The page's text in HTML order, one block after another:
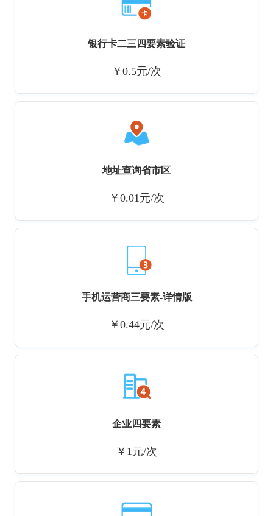
银行卡二三四要素验证
￥0.5元/次
地址查询省市区
￥0.01元/次
手机运营商三要素-详情版
￥0.44元/次
企业四要素
￥1元/次